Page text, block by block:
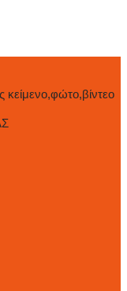
κείμενο,φώτο,βίντεο